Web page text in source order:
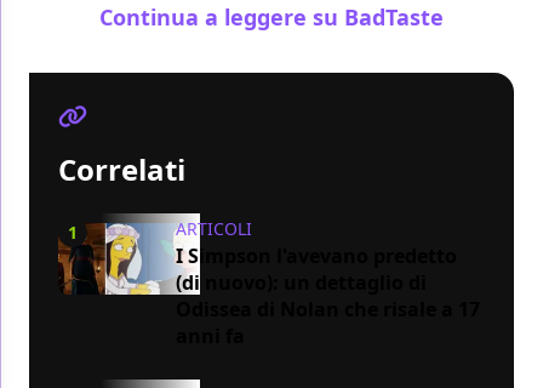
Continua a leggere su BadTaste
Correlati
1 ARTICOLI
I Simpson l'avevano predetto
(di nuovo): un dettaglio di